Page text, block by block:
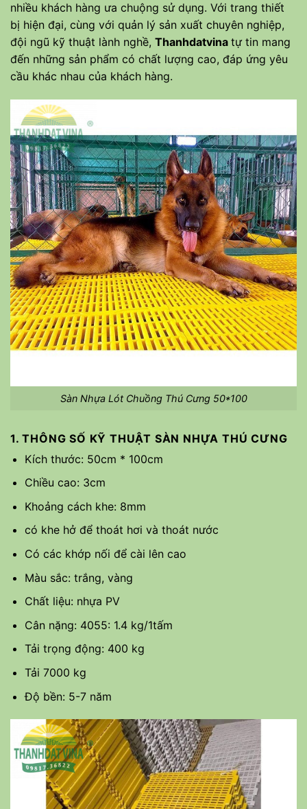
nhiều khách hàng ưa chuộng sử dụng. Với trang thiết
bị hiện đại, cùng với quản lý sản xuất chuyên nghiệp,
đội ngũ kỹ thuật lành nghề, Thanhdatvina tự tin mang
đến những sản phẩm có chất lượng cao, đáp ứng yêu
cầu khác nhau của khách hàng.
Sàn Nhựa Lót Chuồng Thú Cưng 50*100
1. THÔNG SỐ KỸ THUẬT SÀN NHỰA THÚ CƯNG
Kích thước: 50cm * 100cm
Chiều cao: 3cm
Khoảng cách khe: 8mm
có khe hở để thoát hơi và thoát nước
Có các khớp nối để cài lên cao
Màu sắc: trắng, vàng
Chất liệu: nhựa PV
Cân nặng: 4055: 1.4 kg/1tấm
Tải trọng động: 400 kg
Tải 7000 kg
Độ bền: 5-7 năm